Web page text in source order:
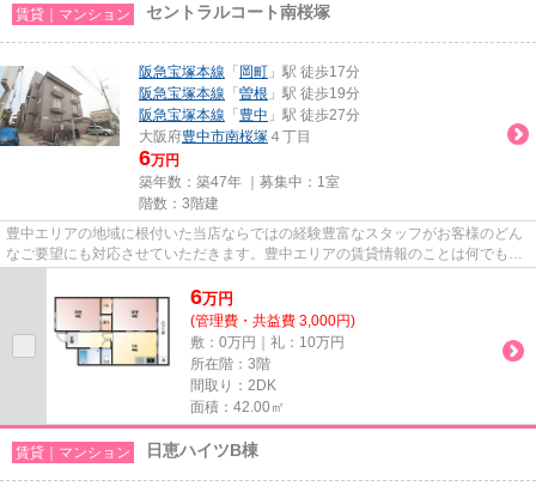
賃貸｜マンション セントラルコート南桜塚
阪急宝塚本線 「 岡町 」駅 徒歩17分
阪急宝塚本線 「 曽根 」駅 徒歩19分
阪急宝塚本線 「 豊中 」駅 徒歩27分
大阪府豊中市南桜塚 ４丁目
6万円
築年数：築47年 ｜募集中： 1室
階数：3階建
豊中エリアの地域に根付いた当店ならではの経験豊富なスタッフがお客様のどん
なご要望にも対応させていただきます。豊中エリアの賃貸情報のことは何でもお
6万円
(管理費・共益費 3,000円)
敷：0万円｜礼：10万円
所在階：3階
間取り：2DK
面積：42.00㎡
賃貸｜マンション 日恵ハイツB棟